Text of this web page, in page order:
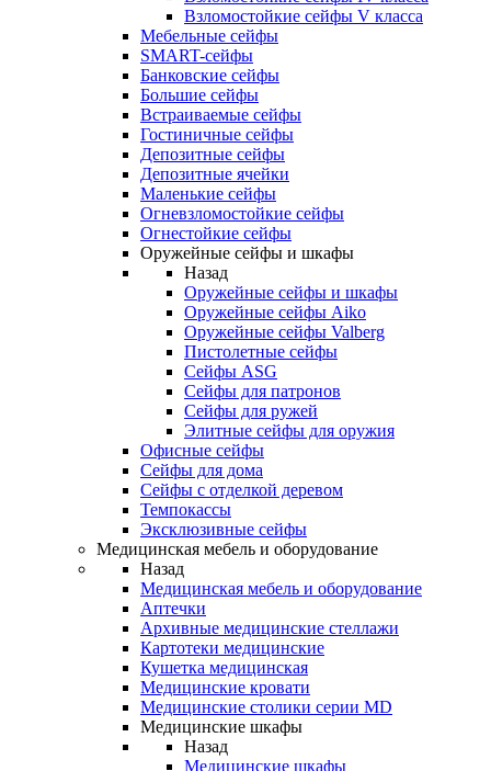
Взломостойкие сейфы V класса
Мебельные сейфы
SMART-сейфы
Банковские сейфы
Большие сейфы
Встраиваемые сейфы
Гостиничные сейфы
Депозитные сейфы
Депозитные ячейки
Маленькие сейфы
Огневзломостойкие сейфы
Огнестойкие сейфы
Оружейные сейфы и шкафы
Назад
Оружейные сейфы и шкафы
Оружейные сейфы Aiko
Оружейные сейфы Valberg
Пистолетные сейфы
Сейфы ASG
Сейфы для патронов
Сейфы для ружей
Элитные сейфы для оружия
Офисные сейфы
Сейфы для дома
Сейфы с отделкой деревом
Темпокассы
Эксклюзивные сейфы
Медицинская мебель и оборудование
Назад
Медицинская мебель и оборудование
Аптечки
Архивные медицинские стеллажи
Картотеки медицинские
Кушетка медицинская
Медицинские кровати
Медицинские столики серии MD
Медицинские шкафы
Назад
Медицинские шкафы